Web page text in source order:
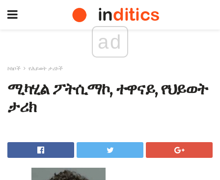
ad
ኮከቦች የሕይወት ታሪኮች
ሚካሂል ፖትሲማኮ, ተዋናይ, የህይወት
ታሪክ